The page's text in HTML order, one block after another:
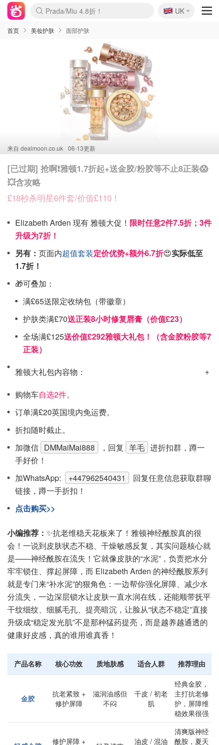
麦卢卡蜂蜜夏促！个位数！
🇬🇧
UK
首页 美妆护肤 面部护肤
来自 dealmoon.co.uk 06-13更新
[已过期] 抢啊❗️雅顿1.7折起+送金胶/粉胶等不止8正装😱
💥含攻略
£18秒杀明星6件套/价值£110！
Elizabeth Arden 现有 雅顿大促！ 限时任意2件7.5折；3件
升级为7折！
另有： 页面内超值套装定价优势+额外6.7折😍实际低至
1.7折！
🎁可叠加：
满£65送限定收纳包（带徽章）
护肤类满£70送正装8小时修复唇膏（价值£23）
全场满£125送价值£292雅顿大礼包！（含金胶粉胶等7
正装）
雅顿大礼包内容物：
购物车自选2件。
订单满£20英国境内免运费。
折扣随时截止。
加微信 DMMaiMai888 ，回复 羊毛 进折扣群，蹲一
手好价！
加WhatsApp:
+447962540431
回复任意信息获取群聊
链接，蹲一手折扣！
点击购买>>
小编推荐： ✨抗老维稳天花板来了！雅顿神经酰胺真的很
会！一说到皮肤状态不稳、干燥敏感反复，其实问题核心就
是——神经酰胺在流失！它就像皮肤的“水泥”，负责把水分
牢牢锁住、撑起屏障，而 Elizabeth Arden 的神经酰胺系列
就是专门来“补水泥”的狠角色：一边帮你强化屏障、减少水
分流失，一边深层锁水让皮肤一直水润在线，还能顺带抚平
干纹细纹、细腻毛孔、提亮暗沉，让脸从“状态不稳定”直接
升级成“稳定发光肌”不是那种猛药提亮，而是越养越通透的
健康好皮感，真的谁用谁真香！
产品名称 核心功效 质地肤感 适合人群 推荐理由
金胶
抗老紧致 +
修护屏障
滋润油感但
不闷
干皮 / 初老
肌
经典金胶，
主打抗老修
护，屏障维
稳效果很强
修护屏障 +
油皮 / 混油
清爽版神经
酰胺，夏天